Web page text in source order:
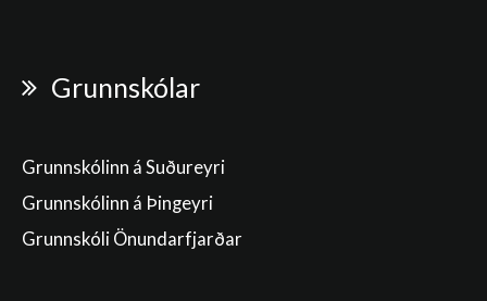
Grunnskólar
Grunnskólinn á Suðureyri
Grunnskólinn á Þingeyri
Grunnskóli Önundarfjarðar